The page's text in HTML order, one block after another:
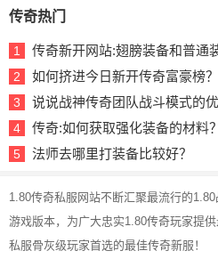
传奇热门
1 传奇新开网站:翅膀装备和普通
2 如何挤进今日新开传奇富豪榜？
3 说说战神传奇团队战斗模式的
4 传奇:如何获取强化装备的材料？
5 法师去哪里打装备比较好？
1.80传奇私服网站不断汇聚最流行的
游戏版本，为广大忠实1.80传奇玩家提
私服骨灰级玩家首选的最佳传奇新服！